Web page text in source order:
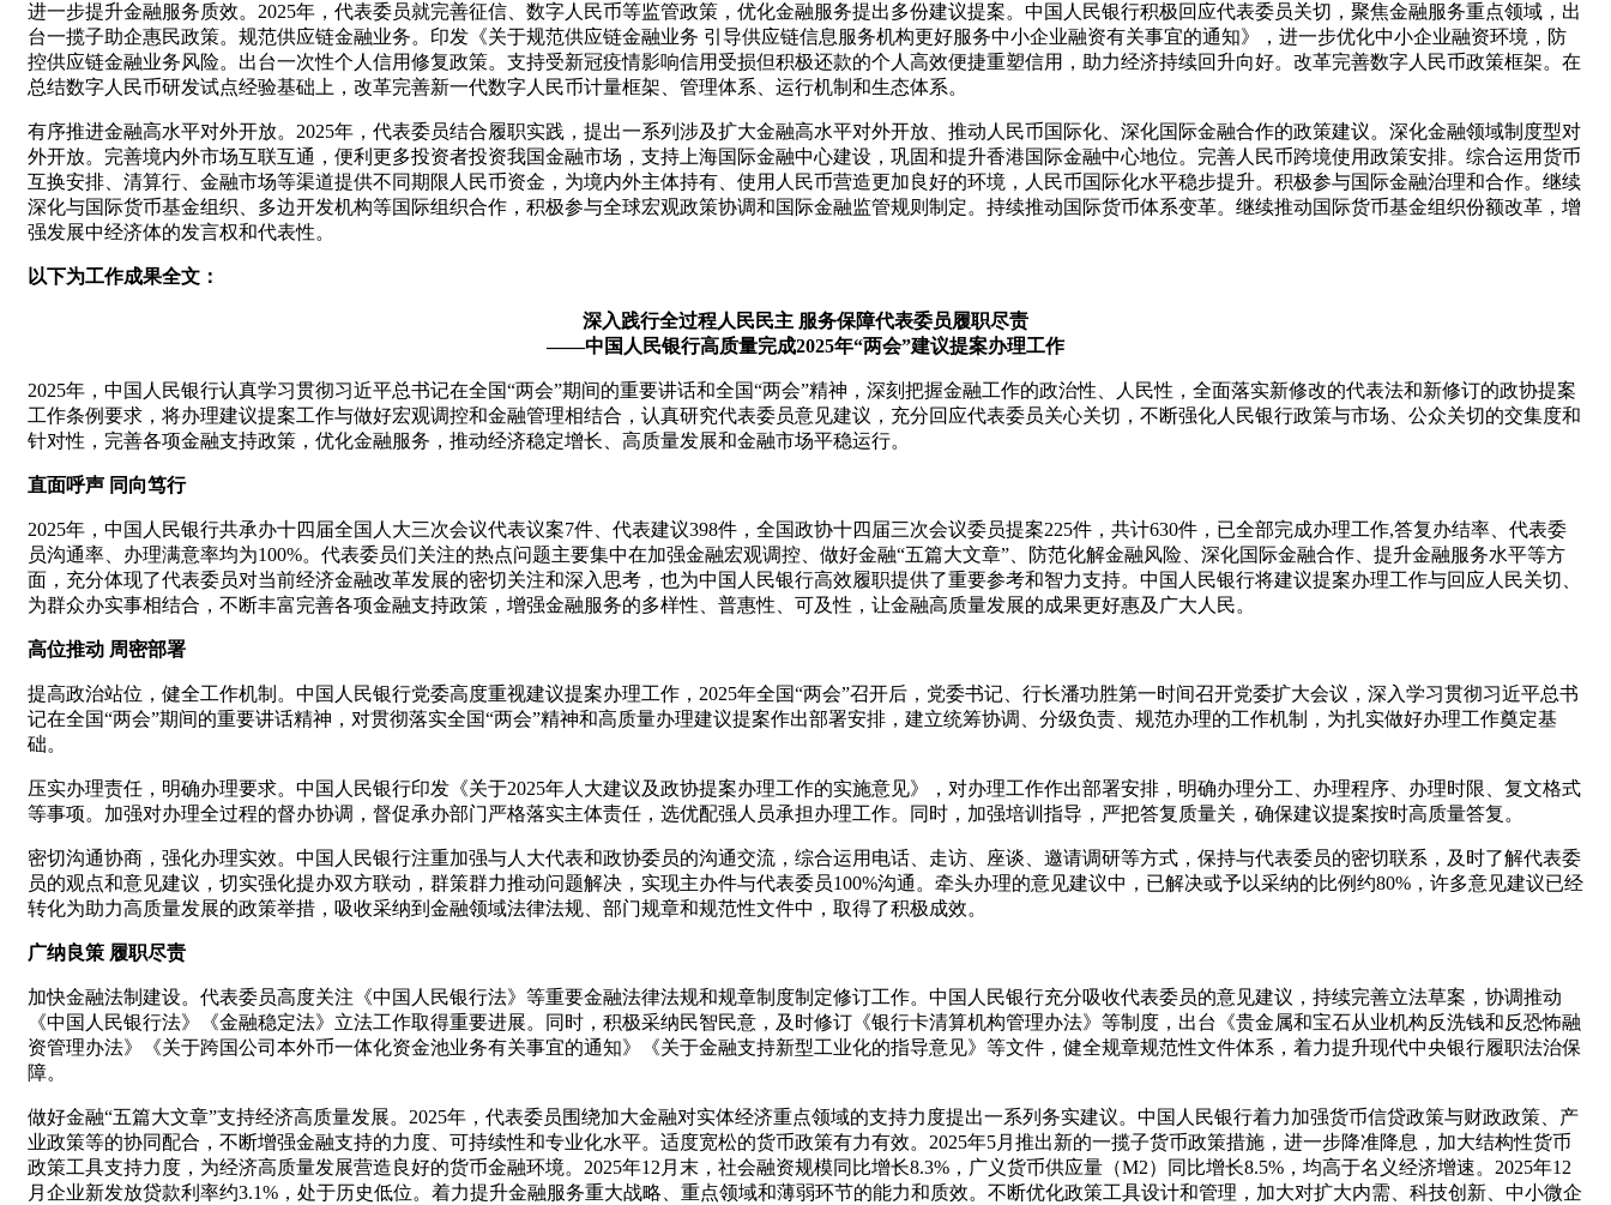
进一步提升金融服务质效。2025年，代表委员就完善征信、数字人民币等监管政策，优化金融服务提出多份建议提案。中国人民银行积极回应代表委员关切，聚焦金融服务重点领域，出
台一揽子助企惠民政策。规范供应链金融业务。印发《关于规范供应链金融业务 引导供应链信息服务机构更好服务中小企业融资有关事宜的通知》，进一步优化中小企业融资环境，防
控供应链金融业务风险。出台一次性个人信用修复政策。支持受新冠疫情影响信用受损但积极还款的个人高效便捷重塑信用，助力经济持续回升向好。改革完善数字人民币政策框架。在
总结数字人民币研发试点经验基础上，改革完善新一代数字人民币计量框架、管理体系、运行机制和生态体系。
有序推进金融高水平对外开放。2025年，代表委员结合履职实践，提出一系列涉及扩大金融高水平对外开放、推动人民币国际化、深化国际金融合作的政策建议。深化金融领域制度型对
外开放。完善境内外市场互联互通，便利更多投资者投资我国金融市场，支持上海国际金融中心建设，巩固和提升香港国际金融中心地位。完善人民币跨境使用政策安排。综合运用货币
互换安排、清算行、金融市场等渠道提供不同期限人民币资金，为境内外主体持有、使用人民币营造更加良好的环境，人民币国际化水平稳步提升。积极参与国际金融治理和合作。继续
深化与国际货币基金组织、多边开发机构等国际组织合作，积极参与全球宏观政策协调和国际金融监管规则制定。持续推动国际货币体系变革。继续推动国际货币基金组织份额改革，增
强发展中经济体的发言权和代表性。
以下为工作成果全文：
深入践行全过程人民民主 服务保障代表委员履职尽责
——中国人民银行高质量完成2025年“两会”建议提案办理工作
2025年，中国人民银行认真学习贯彻习近平总书记在全国“两会”期间的重要讲话和全国“两会”精神，深刻把握金融工作的政治性、人民性，全面落实新修改的代表法和新修订的政协提案
工作条例要求，将办理建议提案工作与做好宏观调控和金融管理相结合，认真研究代表委员意见建议，充分回应代表委员关心关切，不断强化人民银行政策与市场、公众关切的交集度和
针对性，完善各项金融支持政策，优化金融服务，推动经济稳定增长、高质量发展和金融市场平稳运行。
直面呼声 同向笃行
2025年，中国人民银行共承办十四届全国人大三次会议代表议案7件、代表建议398件，全国政协十四届三次会议委员提案225件，共计630件，已全部完成办理工作,答复办结率、代表委
员沟通率、办理满意率均为100%。代表委员们关注的热点问题主要集中在加强金融宏观调控、做好金融“五篇大文章”、防范化解金融风险、深化国际金融合作、提升金融服务水平等方
面，充分体现了代表委员对当前经济金融改革发展的密切关注和深入思考，也为中国人民银行高效履职提供了重要参考和智力支持。中国人民银行将建议提案办理工作与回应人民关切、
为群众办实事相结合，不断丰富完善各项金融支持政策，增强金融服务的多样性、普惠性、可及性，让金融高质量发展的成果更好惠及广大人民。
高位推动 周密部署
提高政治站位，健全工作机制。中国人民银行党委高度重视建议提案办理工作，2025年全国“两会”召开后，党委书记、行长潘功胜第一时间召开党委扩大会议，深入学习贯彻习近平总书
记在全国“两会”期间的重要讲话精神，对贯彻落实全国“两会”精神和高质量办理建议提案作出部署安排，建立统筹协调、分级负责、规范办理的工作机制，为扎实做好办理工作奠定基
础。
压实办理责任，明确办理要求。中国人民银行印发《关于2025年人大建议及政协提案办理工作的实施意见》，对办理工作作出部署安排，明确办理分工、办理程序、办理时限、复文格式
等事项。加强对办理全过程的督办协调，督促承办部门严格落实主体责任，选优配强人员承担办理工作。同时，加强培训指导，严把答复质量关，确保建议提案按时高质量答复。
密切沟通协商，强化办理实效。中国人民银行注重加强与人大代表和政协委员的沟通交流，综合运用电话、走访、座谈、邀请调研等方式，保持与代表委员的密切联系，及时了解代表委
员的观点和意见建议，切实强化提办双方联动，群策群力推动问题解决，实现主办件与代表委员100%沟通。牵头办理的意见建议中，已解决或予以采纳的比例约80%，许多意见建议已经
转化为助力高质量发展的政策举措，吸收采纳到金融领域法律法规、部门规章和规范性文件中，取得了积极成效。
广纳良策 履职尽责
加快金融法制建设。代表委员高度关注《中国人民银行法》等重要金融法律法规和规章制度制定修订工作。中国人民银行充分吸收代表委员的意见建议，持续完善立法草案，协调推动
《中国人民银行法》《金融稳定法》立法工作取得重要进展。同时，积极采纳民智民意，及时修订《银行卡清算机构管理办法》等制度，出台《贵金属和宝石从业机构反洗钱和反恐怖融
资管理办法》《关于跨国公司本外币一体化资金池业务有关事宜的通知》《关于金融支持新型工业化的指导意见》等文件，健全规章规范性文件体系，着力提升现代中央银行履职法治保
障。
做好金融“五篇大文章”支持经济高质量发展。2025年，代表委员围绕加大金融对实体经济重点领域的支持力度提出一系列务实建议。中国人民银行着力加强货币信贷政策与财政政策、产
业政策等的协同配合，不断增强金融支持的力度、可持续性和专业化水平。适度宽松的货币政策有力有效。2025年5月推出新的一揽子货币政策措施，进一步降准降息，加大结构性货币
政策工具支持力度，为经济高质量发展营造良好的货币金融环境。2025年12月末，社会融资规模同比增长8.3%，广义货币供应量（M2）同比增长8.5%，均高于名义经济增速。2025年12
月企业新发放贷款利率约3.1%，处于历史低位。着力提升金融服务重大战略、重点领域和薄弱环节的能力和质效。不断优化政策工具设计和管理，加大对扩大内需、科技创新、中小微企